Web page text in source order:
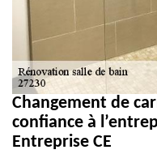
Changement de
confiance à
Entreprise CE